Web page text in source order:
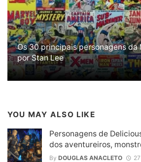
Os 30 principais personagens da
por Stan Lee
YOU MAY ALSO LIKE
Personagens de
dos aventureiros,
By DOUGLAS ANACLETO